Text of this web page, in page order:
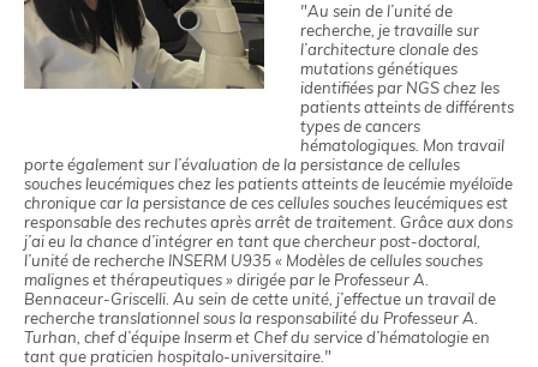
"Au sein de l’unité de
recherche, je travaille sur
l’architecture clonale des
mutations génétiques
identifiées par NGS chez les
patients atteints de différents
types de cancers
hématologiques. Mon travail
porte également sur l’évaluation de la persistance de cellules
souches leucémiques chez les patients atteints de leucémie myéloïde
chronique car la persistance de ces cellules souches leucémiques est
responsable des rechutes après arrêt de traitement. Grâce aux dons
j’ai eu la chance d’intégrer en tant que chercheur post-doctoral,
l’unité de recherche INSERM U935 « Modèles de cellules souches
malignes et thérapeutiques » dirigée par le Professeur A.
Bennaceur-Griscelli. Au sein de cette unité, j’effectue un travail de
recherche translationnel sous la responsabilité du Professeur A.
Turhan, chef d’équipe Inserm et Chef du service d’hématologie en
tant que praticien hospitalo-universitaire."